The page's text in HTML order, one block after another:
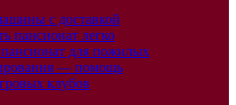
с доставкой
пансионат легко
для пожилых
— помощь
клубов